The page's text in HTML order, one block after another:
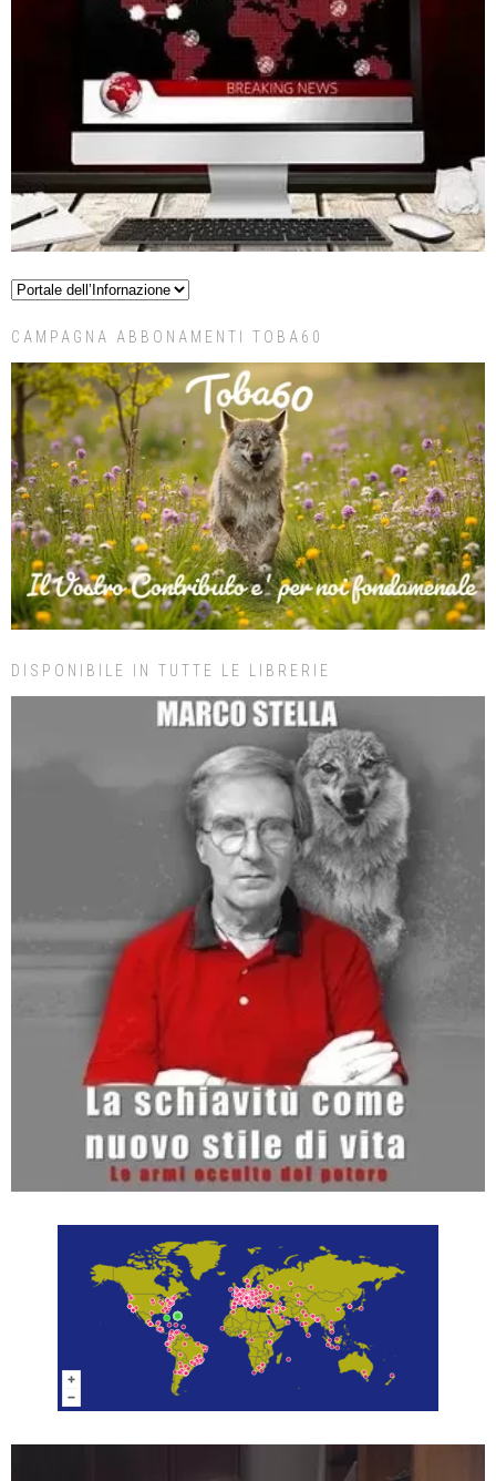
CAMPAGNA ABBONAMENTI TOBA60
DISPONIBILE IN TUTTE LE LIBRERIE